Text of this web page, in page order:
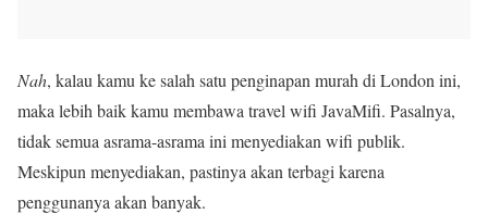
Nah, kalau kamu ke salah satu penginapan murah di London ini,
maka lebih baik kamu membawa travel wifi JavaMifi. Pasalnya,
tidak semua asrama-asrama ini menyediakan wifi publik.
Meskipun menyediakan, pastinya akan terbagi karena
penggunanya akan banyak.